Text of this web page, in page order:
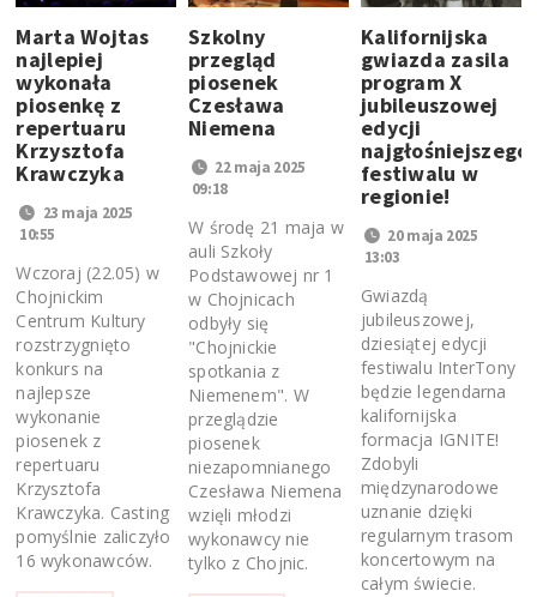
Marta Wojtas
najlepiej
wykonała
piosenkę z
repertuaru
Krzysztofa
Krawczyka
23 maja 2025
10:55
Wczoraj (22.05) w
Chojnickim
Centrum Kultury
rozstrzygnięto
konkurs na
najlepsze
wykonanie
piosenek z
repertuaru
Krzysztofa
Krawczyka. Casting
pomyślnie zaliczyło
16 wykonawców.
Szkolny
przegląd
piosenek
Czesława
Niemena
22 maja 2025
09:18
W środę 21 maja w
auli Szkoły
Podstawowej nr 1
w Chojnicach
odbyły się
"Chojnickie
spotkania z
Niemenem". W
przeglądzie
piosenek
niezapomnianego
Czesława Niemena
wzięli młodzi
wykonawcy nie
tylko z Chojnic.
Kalifornijska
gwiazda zasila
program X
jubileuszowej
edycji
najgłośniejszego
festiwalu w
regionie!
20 maja 2025
13:03
Gwiazdą
jubileuszowej,
dziesiątej edycji
festiwalu InterTony
będzie legendarna
kalifornijska
formacja IGNITE!
Zdobyli
międzynarodowe
uznanie dzięki
regularnym trasom
koncertowym na
całym świecie.